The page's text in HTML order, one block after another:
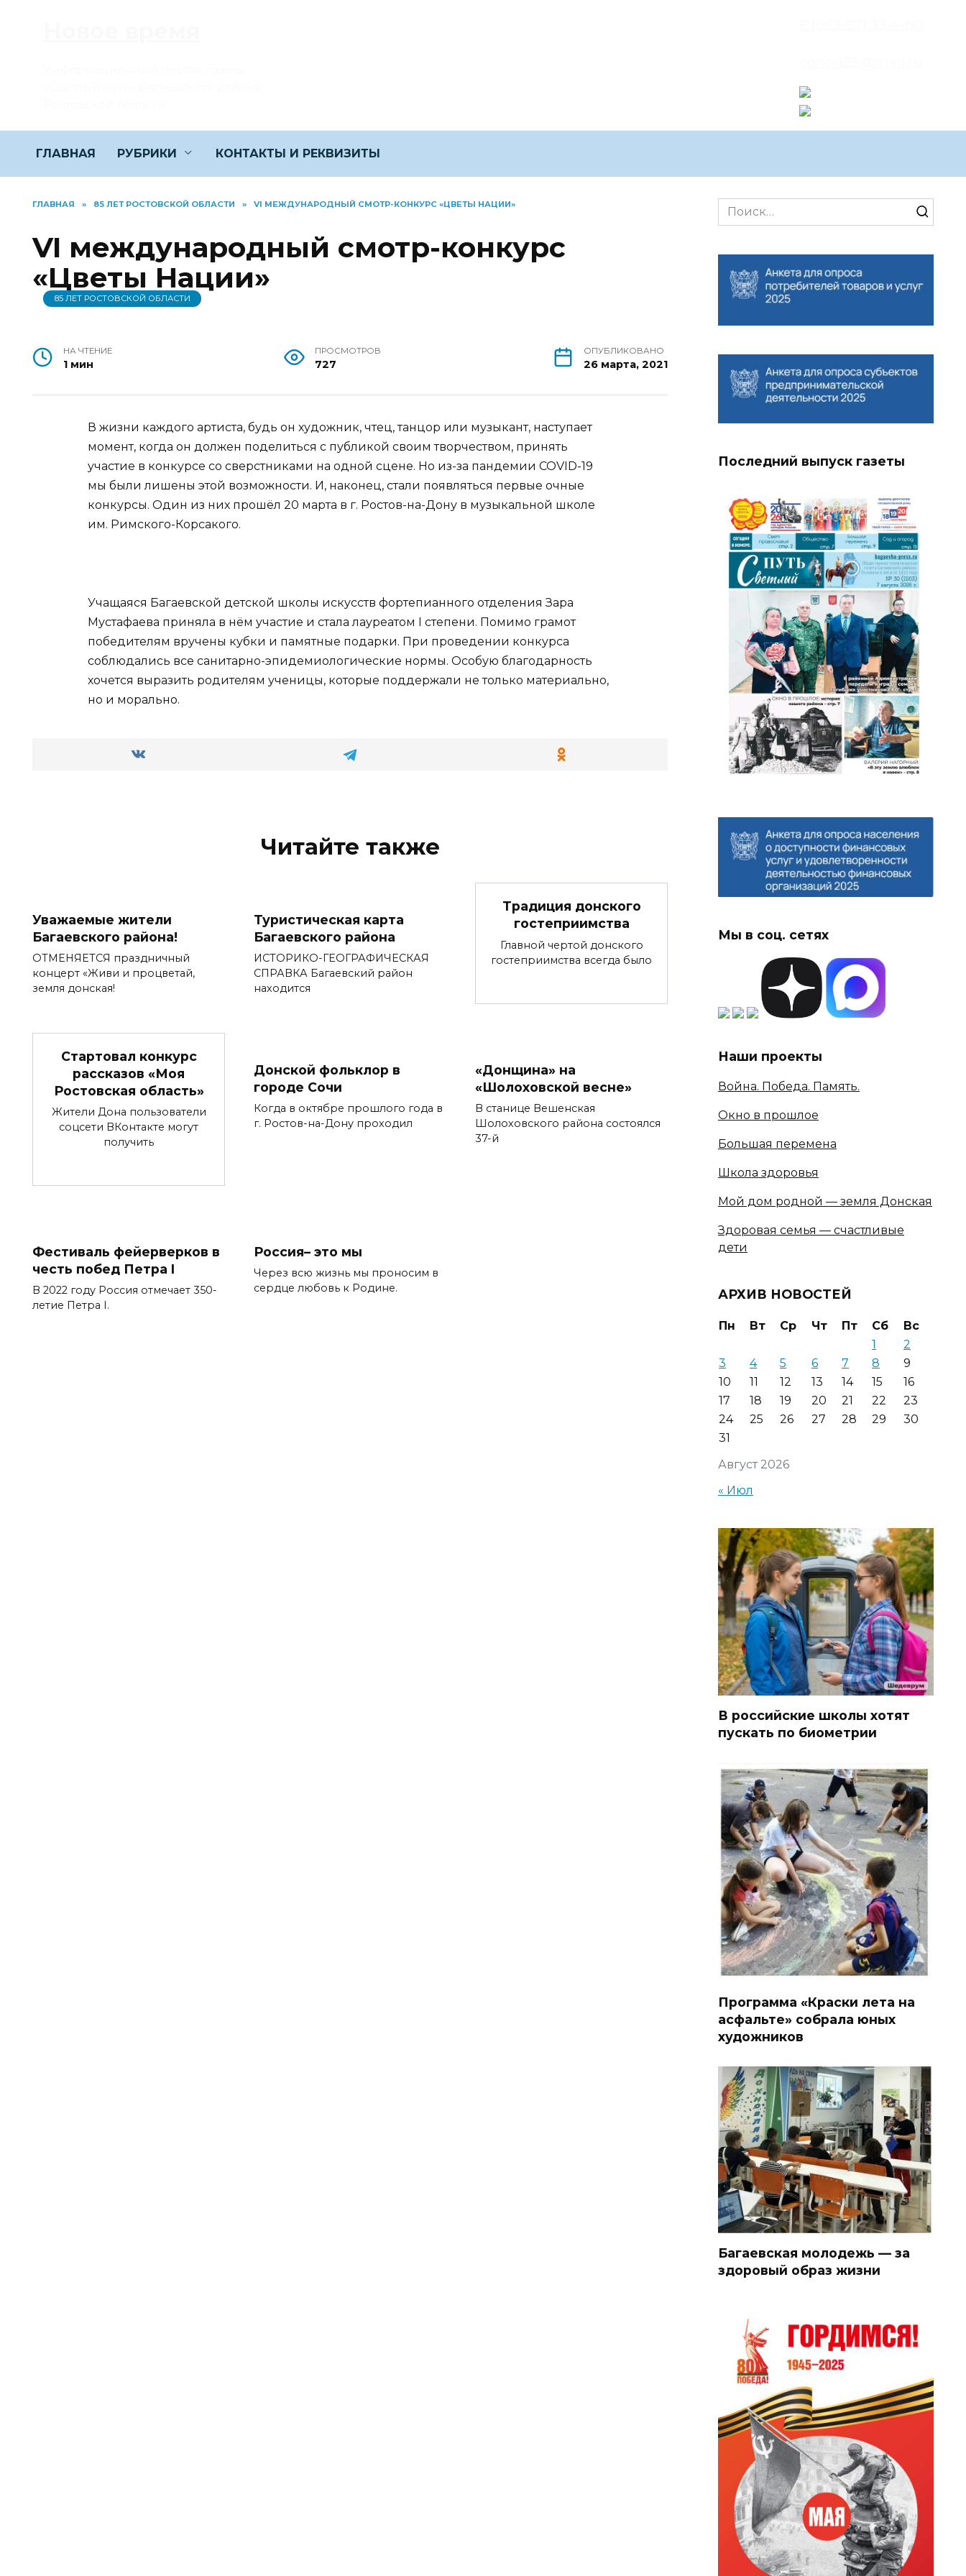
ГЛАВНАЯ РУБРИКИ КОНТАКТЫ И РЕКВИЗИТЫ
ГЛАВНАЯ » 85 ЛЕТ РОСТОВСКОЙ ОБЛАСТИ » VI МЕЖДУНАРОДНЫЙ СМОТР-КОНКУРС «ЦВЕТЫ НАЦИИ»
VI международный смотр-конкурс
«Цветы Нации»
85 ЛЕТ РОСТОВСКОЙ ОБЛАСТИ
НА ЧТЕНИЕ
1 мин
ПРОСМОТРОВ
727
ОПУБЛИКОВАНО
26 марта, 2021
В жизни каждого артиста, будь он художник, чтец, танцор или музыкант, наступает
момент, когда он должен поделиться с публикой своим творчеством, принять
участие в конкурсе со сверстниками на одной сцене. Но из-за пандемии COVID-19
мы были лишены этой возможности. И, наконец, стали появляться первые очные
конкурсы. Один из них прошёл 20 марта в г. Ростов-на-Дону в музыкальной школе
им. Римского-Корсакого.
Учащаяся Багаевской детской школы искусств фортепианного отделения Зара
Мустафаева приняла в нём участие и стала лауреатом I степени. Помимо грамот
победителям вручены кубки и памятные подарки. При проведении конкурса
соблюдались все санитарно-эпидемиологические нормы. Особую благодарность
хочется выразить родителям ученицы, которые поддержали не только материально,
но и морально.
Читайте также
Уважаемые жители
Багаевского района!
ОТМЕНЯЕТСЯ праздничный
концерт «Живи и процветай,
земля донская!
Туристическая карта
Багаевского района
ИСТОРИКО-ГEОГРАФИЧEСКАЯ
СПРАВКА Багаевский район
находится
Традиция донского
гостеприимства
Главной чертой донского
гостеприимства всегда было
Стартовал конкурс
рассказов «Моя
Ростовская область»
Жители Дона пользователи
соцсети ВКонтакте могут
получить
Донской фольклор в
городе Сочи
Когда в октябре прошлого года в
г. Ростов-на-Дону проходил
«Донщина» на
«Шолоховской весне»
В станице Вешенская
Шолоховского района состоялся
37-й
Фестиваль фейерверков в
честь побед Петра I
В 2022 году Россия отмечает 350-
летие Петра I.
Россия– это мы
Через всю жизнь мы проносим в
сердце любовь к Родине.
Search
for:
Последний выпуск газеты
Мы в соц. сетях
Наши проекты
Война. Победа. Память.
Окно в прошлое
Большая перемена
Школа здоровья
Мой дом родной — земля Донская
Здоровая семья — счастливые
дети
АРХИВ НОВОСТЕЙ
Август 2026
Пн Вт Ср Чт Пт Сб
Вс
1
2
3
4 5 6 7 8
9
10
11 12 13 14 15
16
17
18 19 20 21 22
23
24
25 26 27 28 29
30
31
« Июл
В российские школы хотят
пускать по биометрии
Программа «Краски лета на
асфальте» собрала юных
художников
Багаевская молодежь — за
здоровый образ жизни